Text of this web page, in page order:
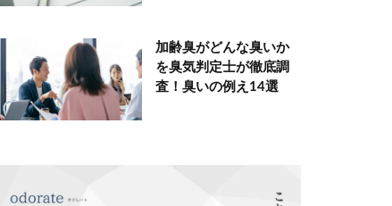
加齢臭がどんな臭いか
を臭気判定士が徹底調
査！臭いの例え14選